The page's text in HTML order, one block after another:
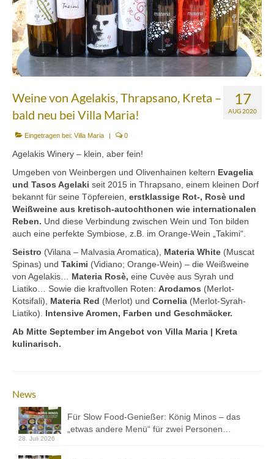
Zakros
Gergeri
Houdetsi
Speisen
Mittagstisch (DI bis FR, 12.00 bis 14.30 Uhr)
Frühstück (DI bis SA, 10.00 bis 12.00h) &
Brunch (DO, FR und SA, 11.00 bis 13.00 Uhr)
Mezedes & Salat
Getränke
News
Shop
Back- & Teigwaren
Eingelegtes & Eingekochtes
Kräuter, Tee & Salz
17
AUG 2020
Weine von Agelakis, Thrapsano, Kreta –
bald neu bei Villa Maria!
Eingetragen bei: Villa Maria | 0
Agelakis Winery – klein, aber fein!
Umgeben von Weinbergen und Olivenhainen keltern Evagelia
und Tasos Agelaki seit 2015 in Thrapsano, einem kleinen Dorf
bekannt für seine Töpfereien, erstklassige Rot-, Rosè und
Weißweine aus kretisch-autochthonen wie internationalen
Reben. Und diese Verbindung zwischen Wein und Ton bilden
auch eine perfekte Symbiose, z.B. im Orange-Wein „Takimi“.
Seistro (Vilana – Malvasia Aromatica), Materia White (Muscat
Spinas) und Takimi (Vidiano; Orange-Wein) – die Weißweine
von Agelakis… Materia Rosè, eine Cuvèe aus Syrah und
Liatiko… Sowie die kraftvollen Roten: Arodamos (Merlot-
Kotsifali), Materia Red (Merlot) und Cornelia (Merlot-Syrah-
Liatiko). Intensive Aromen, Farben und Geschmäcker.
Ab Mitte September im Angebot von Villa Maria | Kreta
kulinarisch.
News
Für Slow Food-Genießer: König Minos – das
„etwas andere Menü“ für zwei Personen…
28. Juli 2026